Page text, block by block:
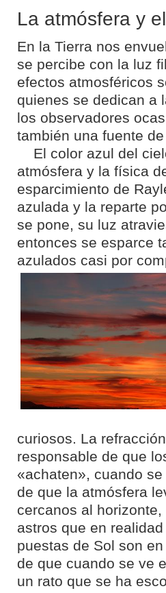
La atmósfera y
En la Tierra nos
se percibe con la luz
efectos atmosféricos
quienes se dedican a
los observadores
también una fuente
El color azul del
atmósfera y la física
esparcimiento de
azulada y la reparte
se pone, su luz
entonces se esparce
azulados casi por
curiosos. La
responsable de que
«achaten», cuando
de que la atmósfera
cercanos al
astros que en
puestas de Sol son
de que cuando se ve
un rato que se ha